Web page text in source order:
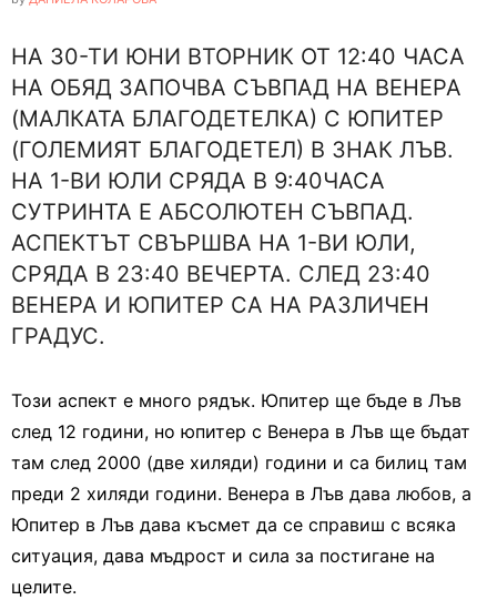
НА 30-ТИ ЮНИ ВТОРНИК ОТ 12:40 ЧАСА
НА ОБЯД ЗАПОЧВА СЪВПАД НА ВЕНЕРА
(МАЛКАТА БЛАГОДЕТЕЛКА) С ЮПИТЕР
(ГОЛЕМИЯТ БЛАГОДЕТЕЛ) В ЗНАК ЛЪВ.
НА 1-ВИ ЮЛИ СРЯДА В 9:40ЧАСА
СУТРИНТА Е АБСОЛЮТЕН СЪВПАД.
АСПЕКТЪТ СВЪРШВА НА 1-ВИ ЮЛИ,
СРЯДА В 23:40 ВЕЧЕРТА. СЛЕД 23:40
ВЕНЕРА И ЮПИТЕР СА НА РАЗЛИЧЕН
ГРАДУС.
Този аспект е много рядък. Юпитер ще бъде в Лъв
след 12 години, но юпитер с Венера в Лъв ще бъдат
там след 2000 (две хиляди) години и са билиц там
преди 2 хиляди години. Венера в Лъв дава любов, а
Юпитер в Лъв дава късмет да се справиш с всяка
ситуация, дава мъдрост и сила за постигане на
целите.